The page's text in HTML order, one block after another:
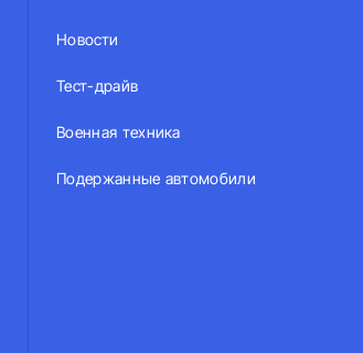
Новости
Тест-драйв
Военная техника
Подержанные автомобили